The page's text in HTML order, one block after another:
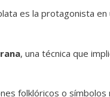
es la protagonista
, una técnica que
folklóricos o símbolos